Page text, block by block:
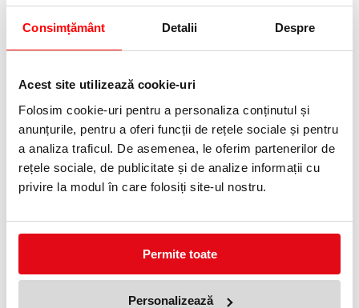
Consimțământ Detalii Despre
Acest site utilizează cookie-uri
Folosim cookie-uri pentru a personaliza conținutul și
anunțurile, pentru a oferi funcții de rețele sociale și pentru
a analiza traficul. De asemenea, le oferim partenerilor de
rețele sociale, de publicitate și de analize informații cu
privire la modul în care folosiți site-ul nostru.
Permite toate
Personalizează
12 %
Saboti de lucru autoclavabili
Clog Evo, fuchsia, Scholl
270,00 lei(pret cu TVA)
306,00 lei(pret cu TVA)
Saboti de lucru autoclavabili
Clog Evo, negru, Scholl
270,00 lei(pret cu TVA)
306,00 lei(pret cu TVA)
12 % 12 %